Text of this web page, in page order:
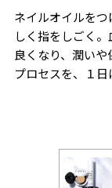
ネイルオイルを
しく指をしごく
良くなり、潤い
プロセスを、１日